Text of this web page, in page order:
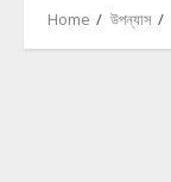
Home উপন্যাস